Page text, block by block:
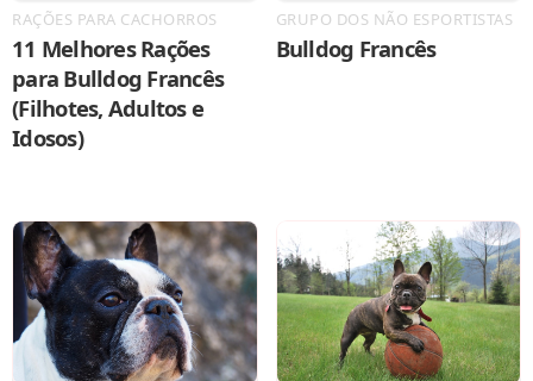
RAÇÕES PARA CACHORROS
11 Melhores Rações
para Bulldog Francês
(Filhotes, Adultos e
Idosos)
GRUPO DOS NÃO ESPORTISTAS
Bulldog Francês